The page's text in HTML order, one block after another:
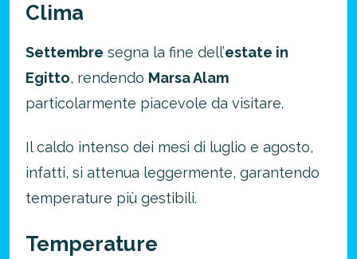
Clima
Settembre segna la fine dell’estate in
Egitto, rendendo Marsa Alam
particolarmente piacevole da visitare.
Il caldo intenso dei mesi di luglio e agosto,
infatti, si attenua leggermente, garantendo
temperature più gestibili.
Temperature